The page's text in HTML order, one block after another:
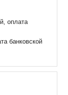
оплата
банковской